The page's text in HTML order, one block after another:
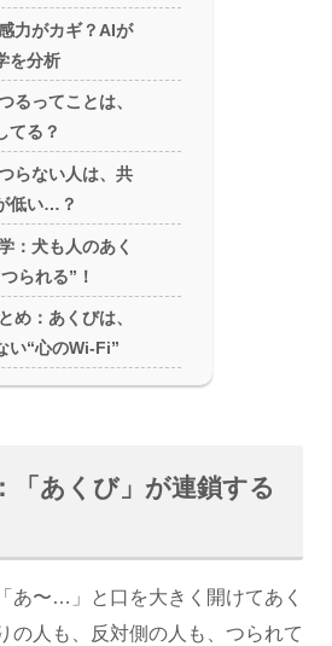
力がカギ？AIが
を分析
るってことは、
てる？
らない人は、共
低い…？
：犬も人のあく
られる”！
め：あくびは、
い“心のWi-Fi”
「あくび」が連鎖する
あ〜…」と口を大きく開けてあく
の人も、反対側の人も、つられて